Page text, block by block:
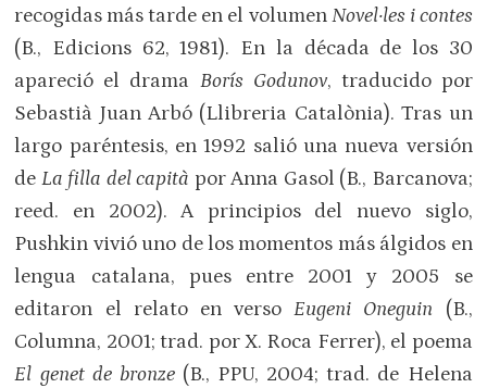
recogidas más tarde en el volumenNovel·les i contes
(B., Edicions 62, 1981). En la década de los 30
apareció el drama Borís Godunov, traducido por
Sebastià Juan Arbó (Llibreria Catalònia). Tras un
largo paréntesis, en 1992 salió una nueva versión
de La filla del capità por Anna Gasol (B., Barcanova;
reed. en 2002). A principios del nuevo siglo,
Pushkin vivió uno de los momentos más álgidos en
lengua catalana, pues entre 2001 y 2005 se
editaron el relato en versoEugeni Oneguin (B.,
Columna, 2001; trad. por X. Roca Ferrer), el poema
El genet de bronze (B., PPU, 2004; trad. de Helena